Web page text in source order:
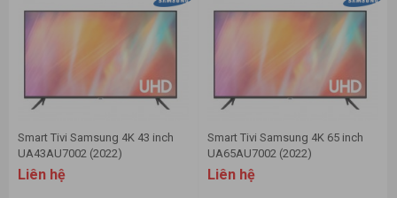
Smart Tivi Samsung 4K 43 inch
UA43AU7002 (2022)
Liên hệ
Smart Tivi Samsung 4K 65 inch
UA65AU7002 (2022)
Liên hệ